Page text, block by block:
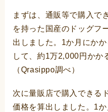
まずは、通販等で購入で
を持った国産のドッグフ
出しました。1か月にか
して、約1万2,000円かか
（Qrasippo調べ）
次に量販店で購入できる
価格を算出しました。1